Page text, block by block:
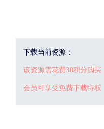
下载当前资源：
该资源需花费30积分购买
会员可享受免费下载特权